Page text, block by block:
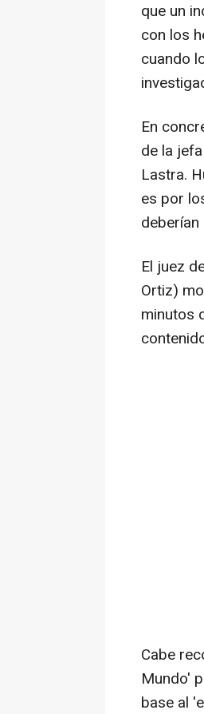
que un
con los
cuando
En
de la
Lastra.
es por
El juez
Ortiz)
minutos
Cabe
Mundo'
base al